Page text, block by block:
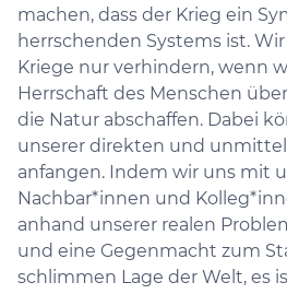
machen, dass der Krieg ein
herrschenden Systems ist.
Kriege nur verhindern, wenn
Herrschaft des Menschen
die Natur abschaffen. Dabei
unserer direkten und
anfangen. Indem wir uns mit
Nachbar*innen und
anhand unserer realen
und eine Gegenmacht zum
schlimmen Lage der Welt, es